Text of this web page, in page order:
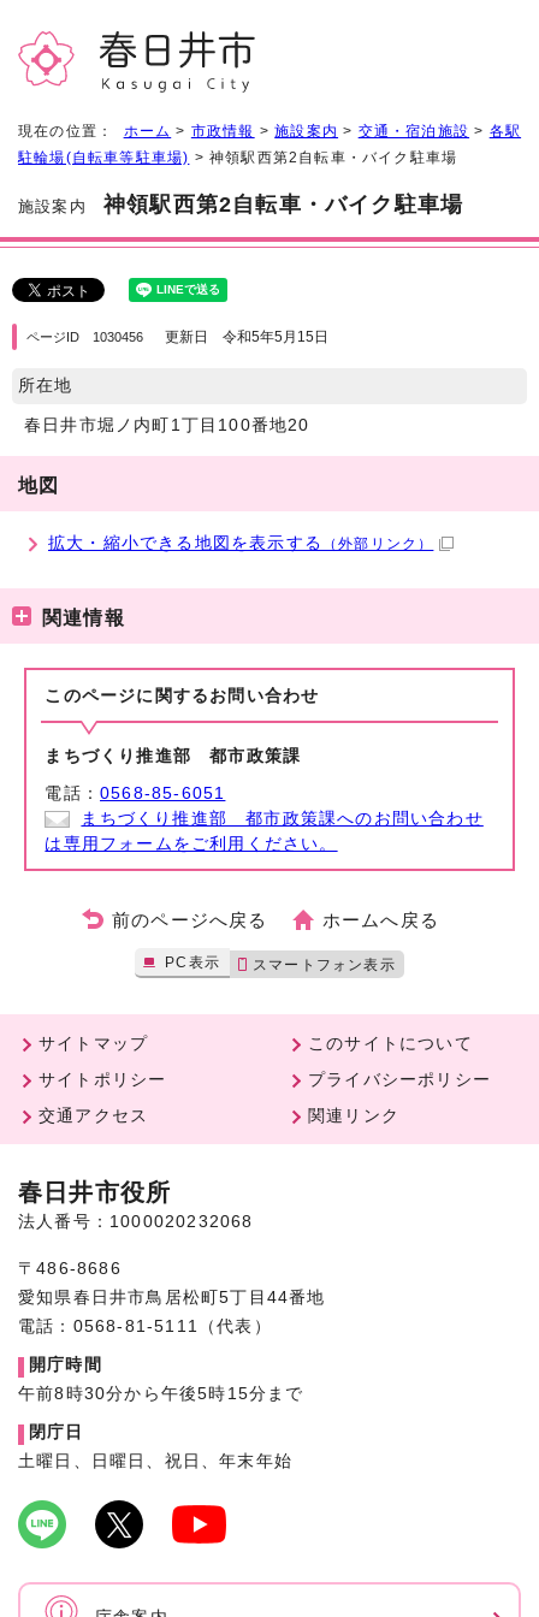
現在の位置： ホーム > 市政情報 >施設案内 > 交通・宿泊施設 > 各駅
駐輪場(自転車等駐車場) > 神領駅西第2自転車・バイク駐車場
施設案内 神領駅西第2自転車・バイク駐車場
ページID 1030456 更新日 令和5年5月15日
所在地
春日井市堀ノ内町1丁目100番地20
地図
拡大・縮小できる地図を表示する （外部リンク）
関連情報
このページに関する お問い合わせ
まちづくり推進部 都市政策課
電話：0568-85-6051
まちづくり推進部 都市政策課へのお問い合わせ
は専用フォームをご利用ください。
前のページへ戻る ホームへ戻る
PC表示 スマートフォン表示
サイトマップ
このサイトについて
サイトポリシー
プライバシーポリシー
交通アクセス
関連リンク
春日井市役所
法人番号：1000020232068
〒486-8686
愛知県春日井市鳥居松町5丁目44番地
電話：0568-81-5111（代表）
開庁時間
午前8時30分から午後5時15分まで
閉庁日
土曜日、日曜日、祝日、年末年始